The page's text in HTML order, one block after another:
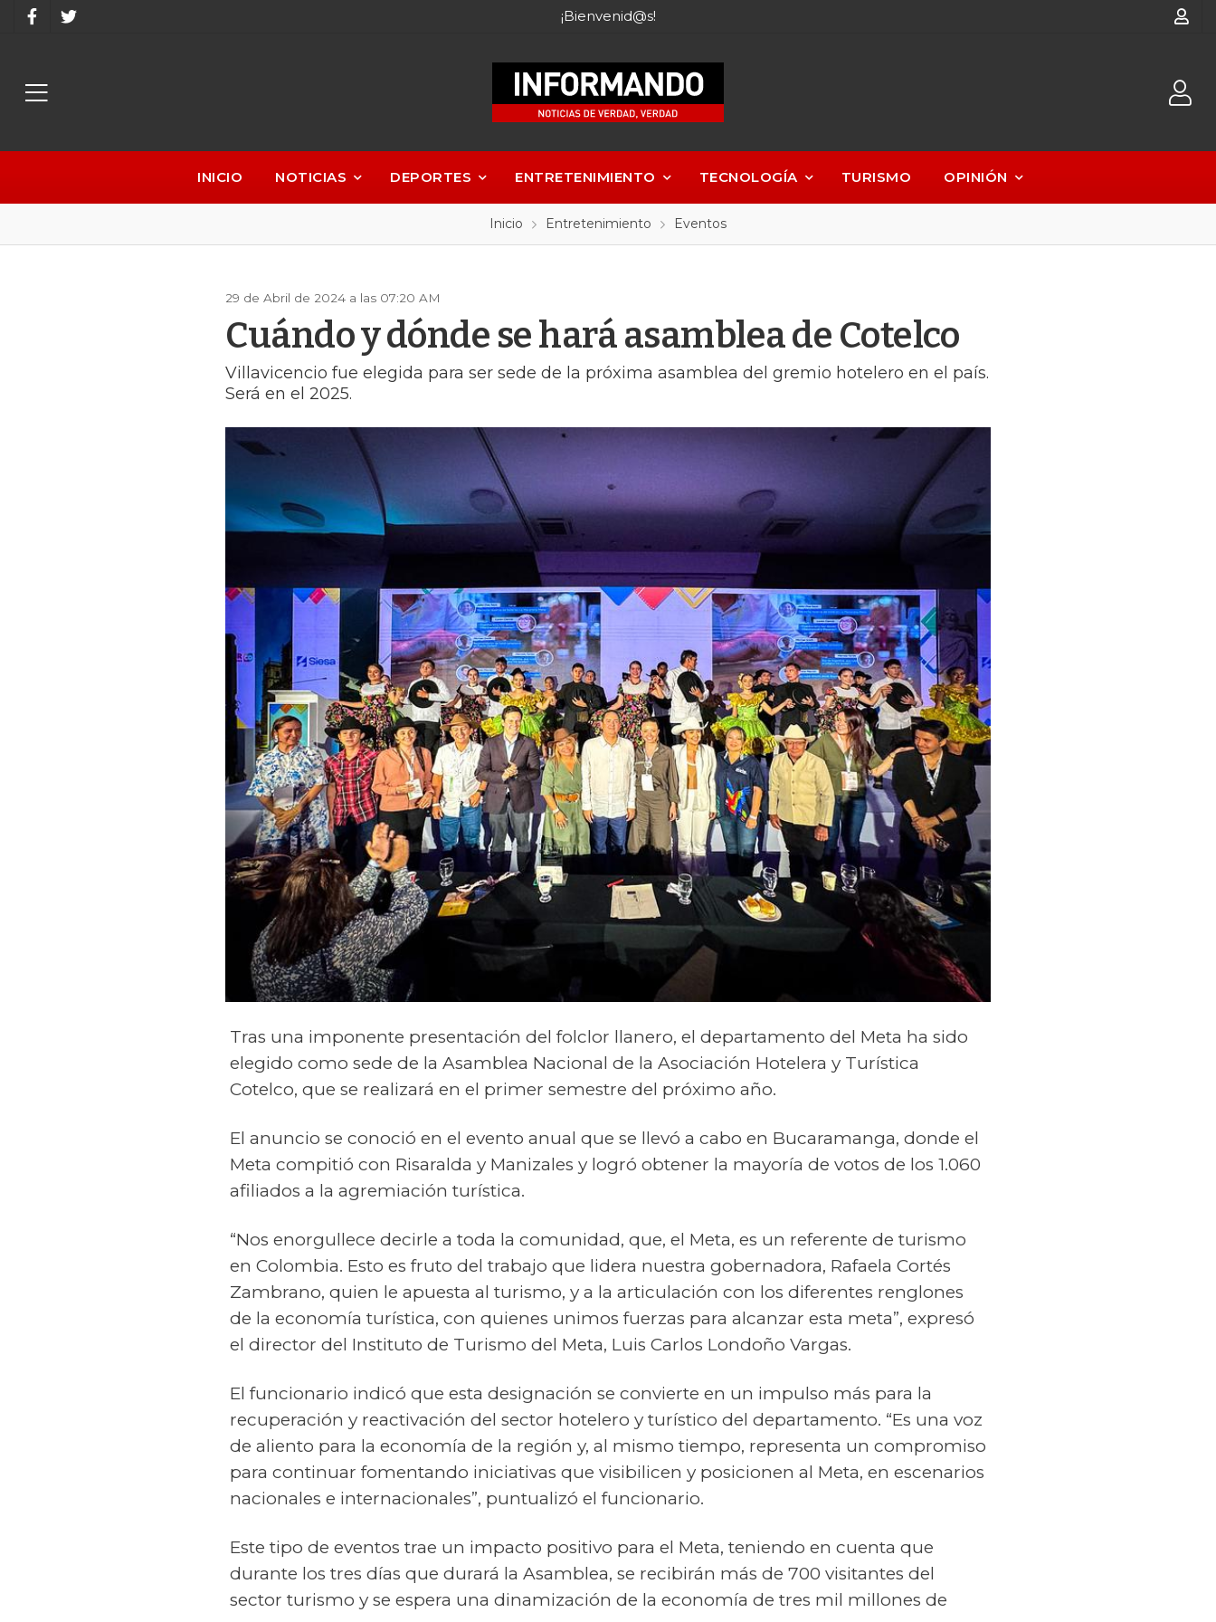
¡Bienvenid@s!
INICIO NOTICIAS DEPORTES ENTRETENIMIENTO TECNOLOGÍA TURISMO OPINIÓN
Inicio Entretenimiento Eventos
29 de Abril de 2024 a las 07:20 AM
Cuándo y dónde se hará asamblea de Cotelco
Villavicencio fue elegida para ser sede de la próxima asamblea del gremio hotelero en el país.
Será en el 2025.
Tras una imponente presentación del folclor llanero, el departamento del Meta ha sido
elegido como sede de la Asamblea Nacional de la Asociación Hotelera y Turística
Cotelco, que se realizará en el primer semestre del próximo año.
El anuncio se conoció en el evento anual que se llevó a cabo en Bucaramanga, donde el
Meta compitió con Risaralda y Manizales y logró obtener la mayoría de votos de los 1.060
afiliados a la agremiación turística.
“Nos enorgullece decirle a toda la comunidad, que, el Meta, es un referente de turismo
en Colombia. Esto es fruto del trabajo que lidera nuestra gobernadora, Rafaela Cortés
Zambrano, quien le apuesta al turismo, y a la articulación con los diferentes renglones
de la economía turística, con quienes unimos fuerzas para alcanzar esta meta”, expresó
el director del Instituto de Turismo del Meta, Luis Carlos Londoño Vargas.
El funcionario indicó que esta designación se convierte en un impulso más para la
recuperación y reactivación del sector hotelero y turístico del departamento. “Es una voz
de aliento para la economía de la región y, al mismo tiempo, representa un compromiso
para continuar fomentando iniciativas que visibilicen y posicionen al Meta, en escenarios
nacionales e internacionales”, puntualizó el funcionario.
Este tipo de eventos trae un impacto positivo para el Meta, teniendo en cuenta que
durante los tres días que durará la Asamblea, se recibirán más de 700 visitantes del
sector turismo y se espera una dinamización de la economía de tres mil millones de